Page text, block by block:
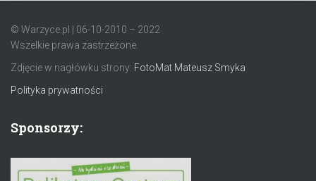
© Warzyce.pl | 06-10-2010 – 2022
Wszelkie prawa zastrzeżone.
Zdjęcie w nagłówku strony: FotoMat Mateusz Smyka
Polityka prywatności
Sponsorzy: